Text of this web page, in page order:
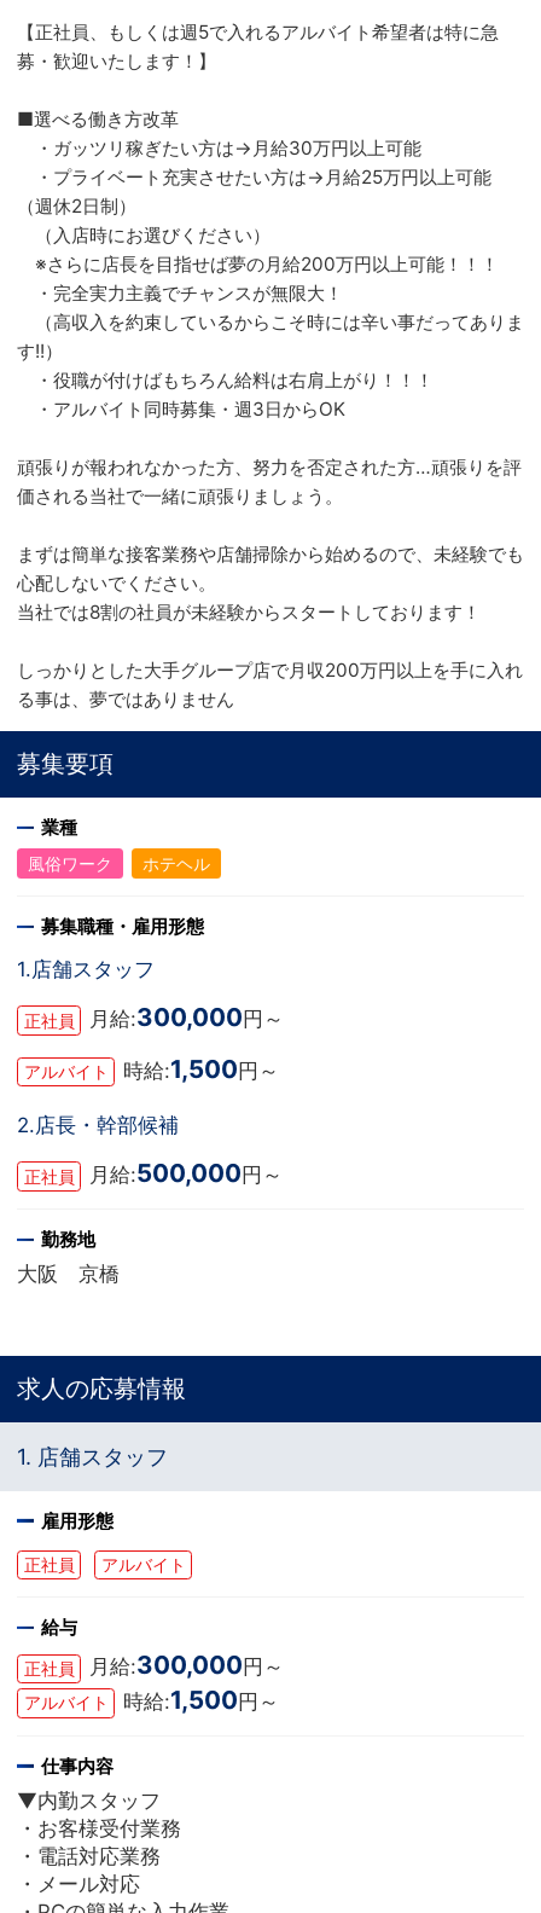
【正社員、もしくは週5で入れるアルバイト希望者は特に急
募・歓迎いたします！】
■選べる働き方改革
・ガッツリ稼ぎたい方は→月給30万円以上可能
・プライベート充実させたい方は→月給25万円以上可能
（週休2日制）
（入店時にお選びください）
※さらに店長を目指せば夢の月給200万円以上可能！！！
・完全実力主義でチャンスが無限大！
（高収入を約束しているからこそ時には辛い事だってありま
す!!）
・役職が付けばもちろん給料は右肩上がり！！！
・アルバイト同時募集・週3日からOK
頑張りが報われなかった方、努力を否定された方…頑張りを評
価される当社で一緒に頑張りましょう。
まずは簡単な接客業務や店舗掃除から始めるので、未経験でも
心配しないでください。
当社では8割の社員が未経験からスタートしております！
しっかりとした大手グループ店で月収200万円以上を手に入れ
る事は、夢ではありません
募集要項
業種
風俗ワーク ホテヘル
募集職種・雇用形態
1.店舗スタッフ
正社員 月給:300,000 円～
アルバイト 時給:1,500円～
2.店長・幹部候補
正社員 月給:500,000 円～
勤務地
大阪 京橋
求人の応募情報
1. 店舗スタッフ
雇用形態
正社員 アルバイト
給与
正社員 月給:300,000 円～
アルバイト 時給:1,500円～
仕事内容
▼内勤スタッフ
・お客様受付業務
・電話対応業務
・メール対応